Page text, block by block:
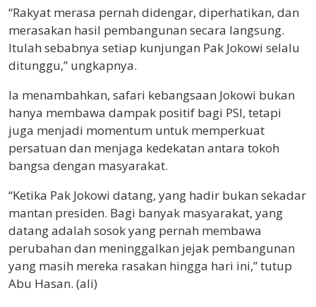
“Rakyat merasa pernah didengar, diperhatikan, dan
merasakan hasil pembangunan secara langsung.
Itulah sebabnya setiap kunjungan Pak Jokowi selalu
ditunggu,” ungkapnya.
Ia menambahkan, safari kebangsaan Jokowi bukan
hanya membawa dampak positif bagi PSI, tetapi
juga menjadi momentum untuk memperkuat
persatuan dan menjaga kedekatan antara tokoh
bangsa dengan masyarakat.
“Ketika Pak Jokowi datang, yang hadir bukan sekadar
mantan presiden. Bagi banyak masyarakat, yang
datang adalah sosok yang pernah membawa
perubahan dan meninggalkan jejak pembangunan
yang masih mereka rasakan hingga hari ini,” tutup
Abu Hasan. (ali)